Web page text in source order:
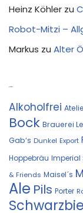
Heinz Köhler zu
Robot-Mitzi –
Markus zu Alter
Alkoholfrei
Bock Brauerei
Gab‘s Dunkel Export
Hoppebräu Imperial
& Friends Maisel´s
Ale Pils Porter